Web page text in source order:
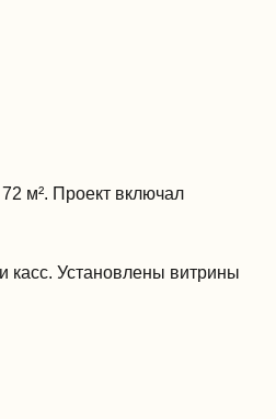
м². Проект включал
касс. Установлены витрины